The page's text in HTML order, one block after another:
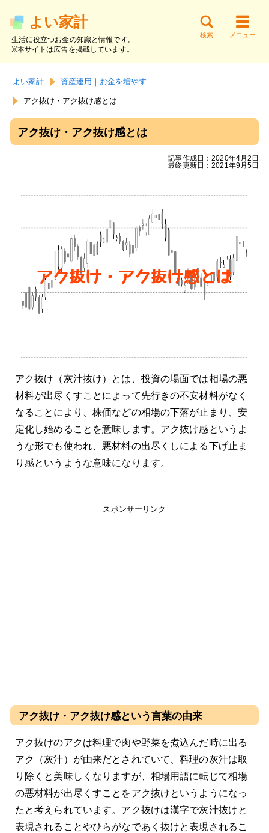
よい家計
生活に役立つお金の知識と情報です。
※本サイトは広告を掲載しています。
メニュー
検索
サイト内検索
お金の知識 貯金と家計
働く・副業 資産運用
よい家計 資産運用｜お金を増やす
アク抜け・アク抜け感とは
アク抜け・アク抜け感とは
記事作成日：2020年4月2日
最終更新日：2021年9月5日
アク抜け（灰汁抜け）とは、投資の場面では相場の悪
材料が出尽くすことによって先行きの不安材料がなく
なることにより、株価などの相場の下落が止まり、安
定化し始めることを意味します。アク抜け感というよ
うな形でも使われ、悪材料の出尽くしによる下げ止ま
り感というような意味になります。
スポンサーリンク
アク抜け・アク抜け感という言葉の由来
アク抜けのアクは料理で肉や野菜を煮込んだ時に出る
アク（灰汁）が由来だとされていて、料理の灰汁は取
り除くと美味しくなりますが、相場用語に転じて相場
の悪材料が出尽くすことをアク抜けというようになっ
たと考えられています。アク抜けは漢字で灰汁抜けと
表現されることやひらがなであく抜けと表現されるこ